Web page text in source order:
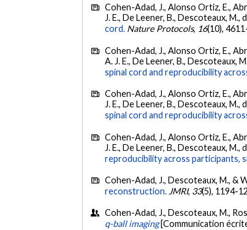
Cohen-Adad, J., Alonso Ortiz, E.,
J. E., De Leener, B., Descoteaux, M.,
cord. Nature Protocols, 16(10),
Cohen-Adad, J., Alonso Ortiz, E.,
A. J. E., De Leener, B., Descoteaux,
spinal cord and reproducibility
Cohen-Adad, J., Alonso Ortiz, E.,
J. E., De Leener, B., Descoteaux, M.,
spinal cord and reproducibility
Cohen-Adad, J., Alonso Ortiz, E.,
J. E., De Leener, B., Descoteaux, M.,
reproducibility across participants,
Cohen-Adad, J., Descoteaux, M., &
reconstruction. JMRI, 33(5), 1194-
Cohen-Adad, J., Descoteaux, M.,
q-ball imaging [Communication